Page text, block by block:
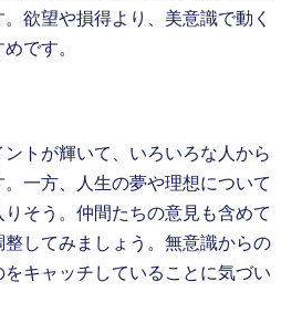
欲望や損得より、美意識で動く
です。
トが輝いて、いろいろな人から
一方、人生の夢や理想について
そう。仲間たちの意見も含めて
してみましょう。無意識からの
キャッチしていることに気づい